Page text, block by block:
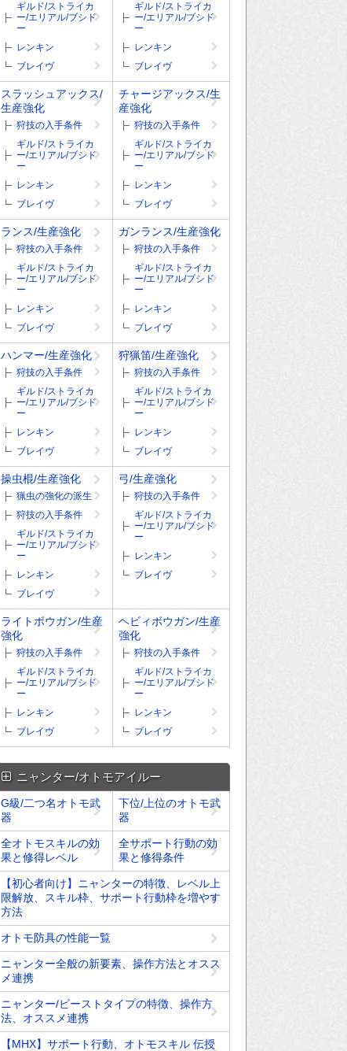
ギルド/ストライカ
ー/エリアル/ブシド
ー
レンキン
ブレイヴ
ギルド/ストライカ
ー/エリアル/ブシド
ー
レンキン
ブレイヴ
スラッシュアックス/
生産強化
狩技の入手条件
ギルド/ストライカ
ー/エリアル/ブシド
ー
レンキン
ブレイヴ
チャージアックス/生
産強化
狩技の入手条件
ギルド/ストライカ
ー/エリアル/ブシド
ー
レンキン
ブレイヴ
ランス/生産強化
狩技の入手条件
ギルド/ストライカ
ー/エリアル/ブシド
ー
レンキン
ブレイヴ
ガンランス/生産強化
狩技の入手条件
ギルド/ストライカ
ー/エリアル/ブシド
ー
レンキン
ブレイヴ
ハンマー/生産強化
狩技の入手条件
ギルド/ストライカ
ー/エリアル/ブシド
ー
レンキン
ブレイヴ
狩猟笛/生産強化
狩技の入手条件
ギルド/ストライカ
ー/エリアル/ブシド
ー
レンキン
ブレイヴ
操虫棍/生産強化
猟虫の強化の派生
狩技の入手条件
ギルド/ストライカ
ー/エリアル/ブシド
ー
レンキン
ブレイヴ
弓/生産強化
狩技の入手条件
ギルド/ストライカ
ー/エリアル/ブシド
ー
レンキン
ブレイヴ
ライトボウガン/生産
強化
狩技の入手条件
ギルド/ストライカ
ー/エリアル/ブシド
ー
レンキン
ブレイヴ
ヘビィボウガン/生産
強化
狩技の入手条件
ギルド/ストライカ
ー/エリアル/ブシド
ー
レンキン
ブレイヴ
ニャンター/オトモアイルー
G級/二つ名オトモ武
器
下位/上位のオトモ武
器
全オトモスキルの効
果と修得レベル
全サポート行動の効
果と修得条件
【初心者向け】ニャンターの特徴、レベル上
限解放、スキル枠、サポート行動枠を増やす
方法
オトモ防具の性能一覧
ニャンター全般の新要素、操作方法とオスス
メ連携
ニャンター/ビーストタイプの特徴、操作方
法、オススメ連携
【MHX】サポート行動、オトモスキル 伝授